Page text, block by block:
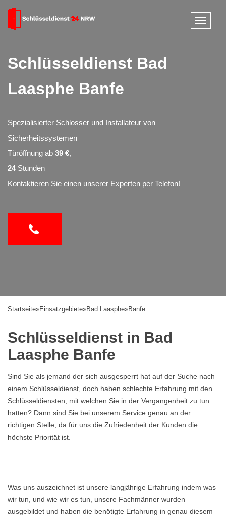
Schlüsseldienst Bad
Laasphe Banfe
Spezialisierter Schlosser und Installateur von
Sicherheitssystemen
Türöffnung ab 39 €,
24Stunden
Kontaktieren Sie einen unserer Experten per Telefon!
Startseite»Einsatzgebiete»Bad Laasphe»Banfe
Schlüsseldienst in Bad
Laasphe Banfe
Sind Sie als jemand der sich ausgesperrt hat auf der Suche nach
einem Schlüsseldienst, doch haben schlechte Erfahrung mit den
Schlüsseldiensten, mit welchen Sie in der Vergangenheit zu tun
hatten? Dann sind Sie bei unserem Service genau an der
richtigen Stelle, da für uns die Zufriedenheit der Kunden die
höchste Priorität ist.
Was uns auszeichnet ist unsere langjährige Erfahrung indem was
wir tun, und wie wir es tun, unsere Fachmänner wurden
ausgebildet und haben die benötigte Erfahrung in genau diesem